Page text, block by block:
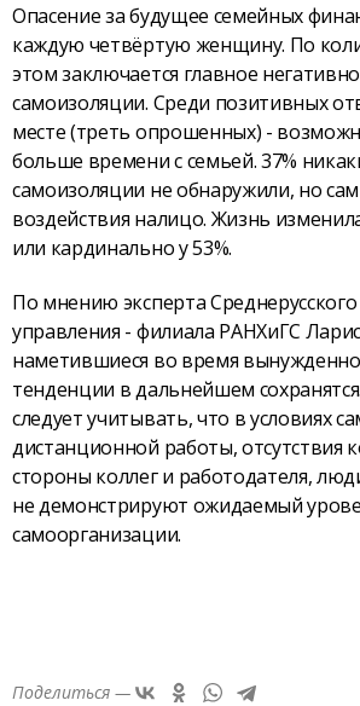
Опасение за будущее семейных
каждую четвёртую женщину. По
этом заключается главное
самоизоляции. Среди позитивных
месте (треть опрошенных) -
больше времени с семьей. 37%
самоизоляции не обнаружили, но
воздействия налицо. Жизнь
или кардинально у 53%.
По мнению эксперта Среднерусского
управления - филиала РАНХиГС
наметившиеся во время
тенденции в дальнейшем
следует учитывать, что в условиях
дистанционной работы, отсутствия
стороны коллег и работодателя,
не демонстрируют ожидаемый
самоорганизации.
Поделиться —